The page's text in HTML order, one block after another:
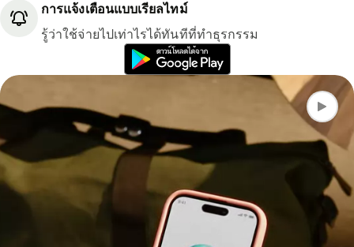
การแจ้งเตือนแบบเรียลไทม์
รู้ว่าใช้จ่ายไปเท่าไรได้ทันทีที่ทำธุรกรรม